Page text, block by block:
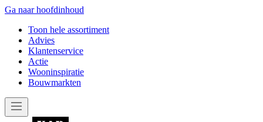
Ga naar hoofdinhoud
Toon hele assortiment
Advies
Klantenservice
Actie
Wooninspiratie
Bouwmarkten